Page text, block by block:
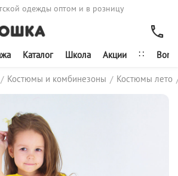
одежды оптом и в розницу
Каталог Школа Акции ∷
/ Костюмы и комбинезоны / Костюмы лето